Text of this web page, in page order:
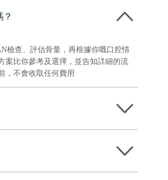
檢查、評估骨量，再根據你嘅口腔情
案比你參考及選擇，並告知詳細的流
，不會收取任何費用
後穩定、耐用又安心。